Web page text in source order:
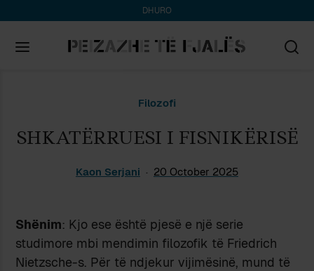
DHURO
Filozofi
SHKATËRRUESI I FISNIKËRISË
Kaon Serjani 20 October 2025
Shënim: Kjo ese është pjesë e një serie
studimore mbi mendimin filozofik të Friedrich
Nietzsche-s. Për të ndjekur vijimësinë, mund të